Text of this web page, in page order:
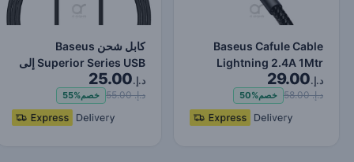
Baseus Cafule Cable
Lightning 2.4A 1Mtr
Red+Black
د.إ.29.00
د.إ. 58.00 خصم50%
كابل شحن Baseus
Superior Series USB إلى
Lightning-Fast لنقل البي…
د.إ.25.00
د.إ. 55.00 خصم55%